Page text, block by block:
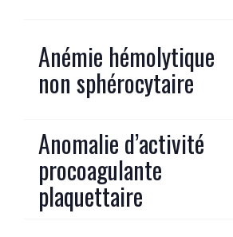
Anémie hémolytique
non sphérocytaire
Anomalie d’activité
procoagulante
plaquettaire